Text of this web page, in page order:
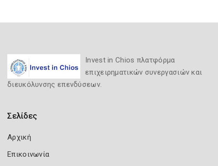
Invest in Chios πλατφόρμα
επιχειρηματικών συνεργασιών και
διευκόλυνσης επενδύσεων.
Σελίδες
Αρχική
Επικοινωνία